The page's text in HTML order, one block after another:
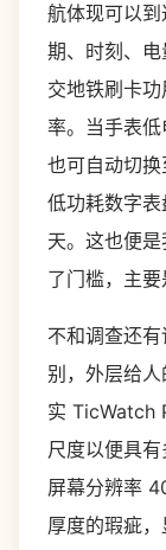
航体现可以
期、时刻、
交地铁刷卡
率。当手表
也可自动切
低功耗数字
天。这也便
了门槛，主要
不和调查还
别，外层给
实 TicWatch
尺度以便具
屏幕分辨率
厚度的瑕疵